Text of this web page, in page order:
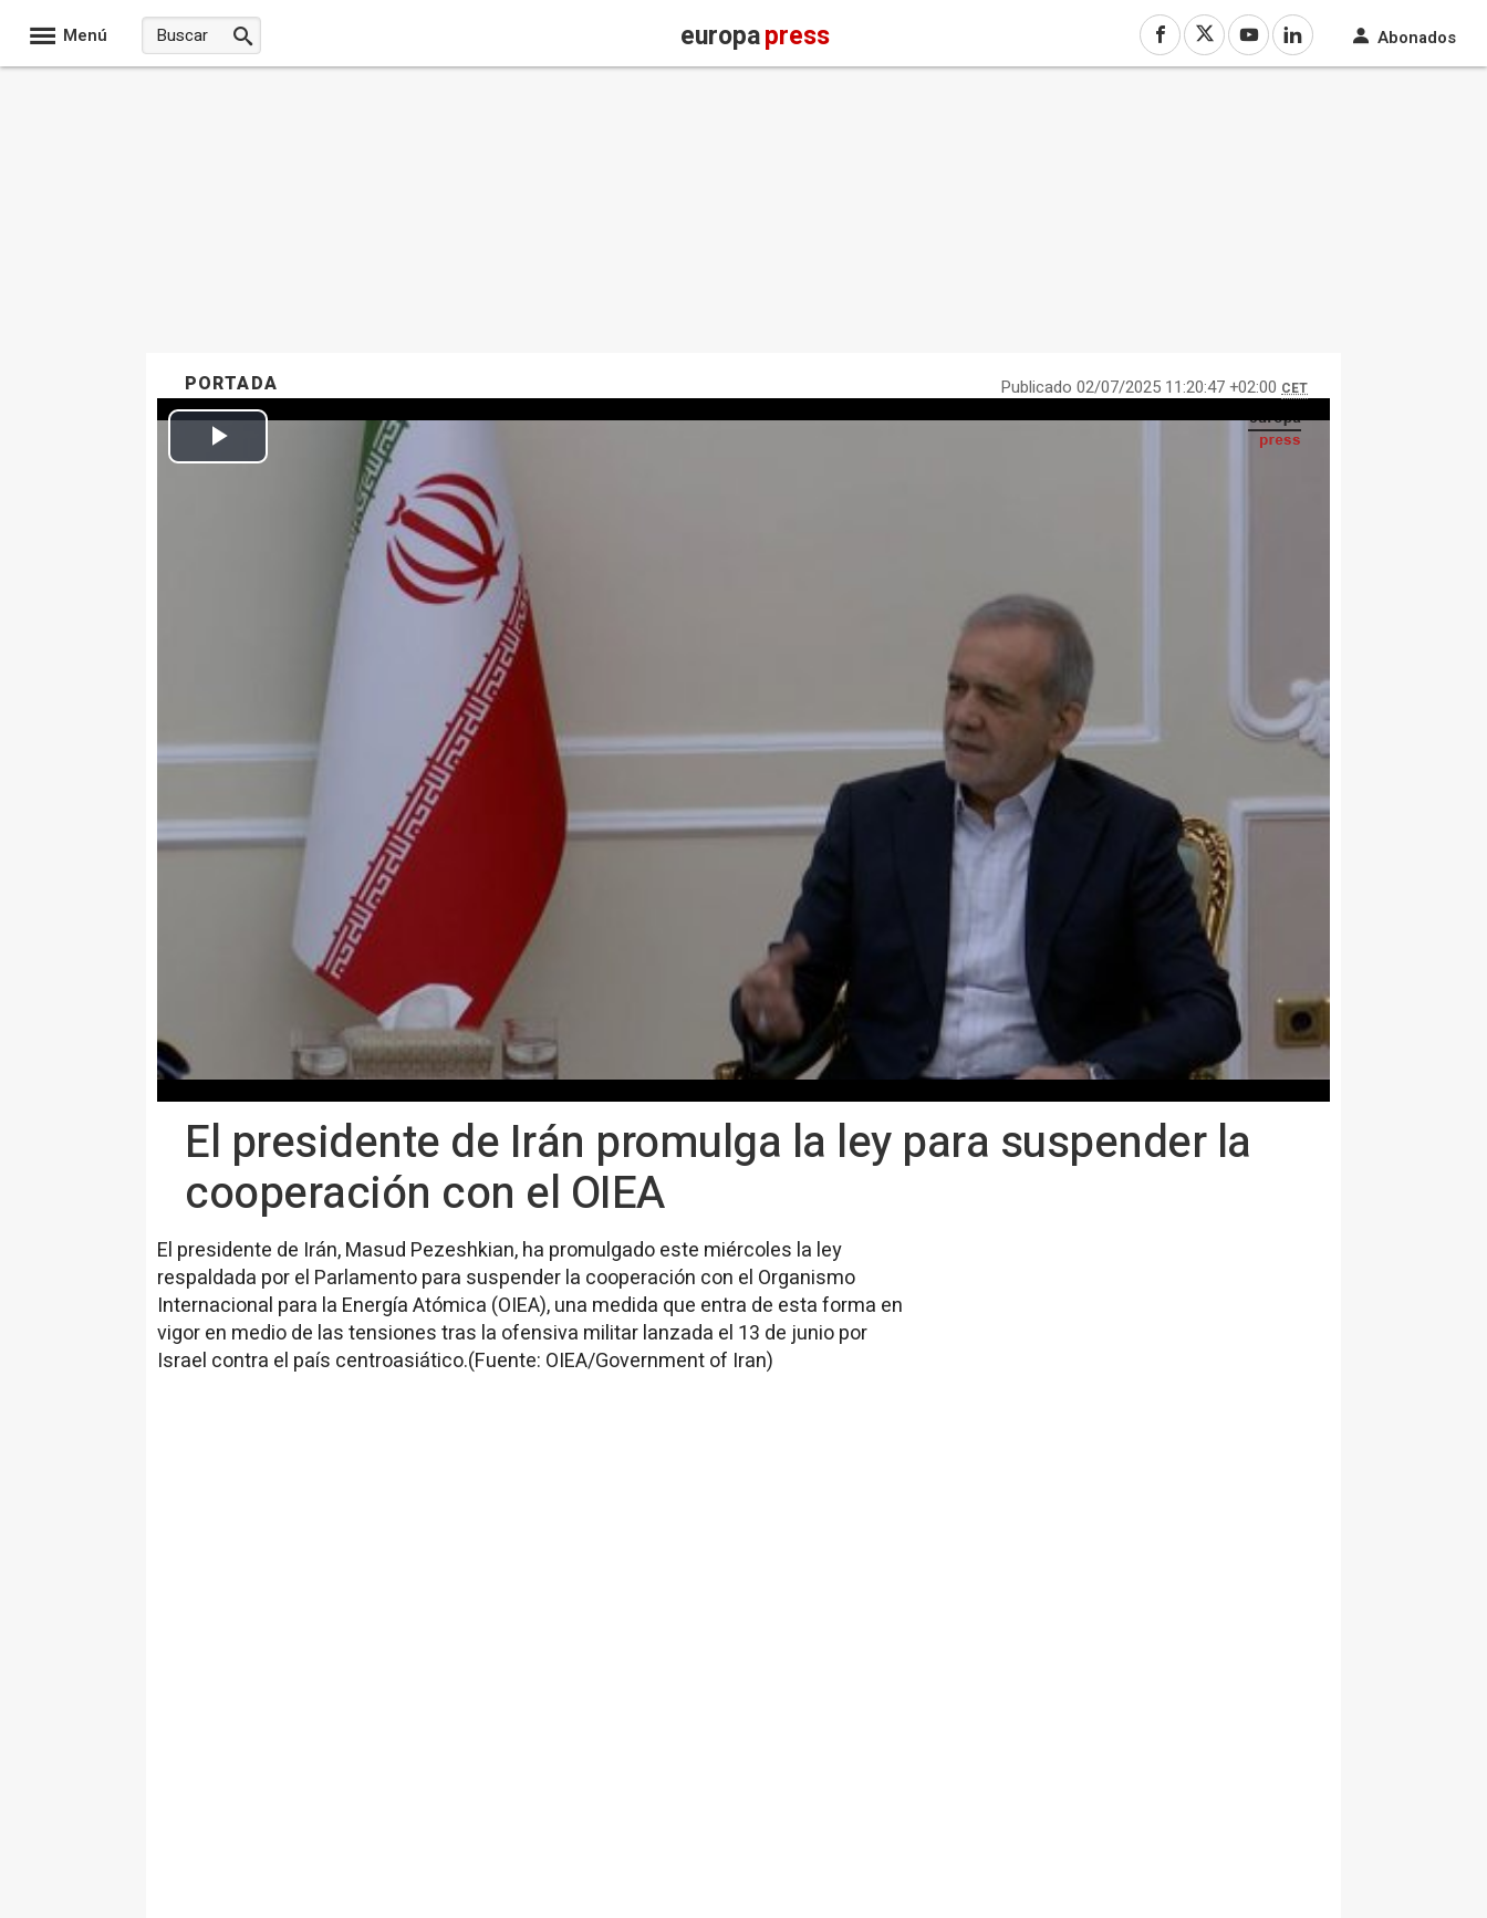
Menú europapress Abonados
PORTADA Publicado 02/07/2025 11:20:47 +02:00 CET
El presidente de Irán promulga la ley para suspender la
cooperación con el OIEA
El presidente de Irán, Masud Pezeshkian, ha promulgado este miércoles la ley
respaldada por el Parlamento para suspender la cooperación con el Organismo
Internacional para la Energía Atómica (OIEA), una medida que entra de esta forma en
vigor en medio de las tensiones tras la ofensiva militar lanzada el 13 de junio por
Israel contra el país centroasiático.(Fuente: OIEA/Government of Iran)